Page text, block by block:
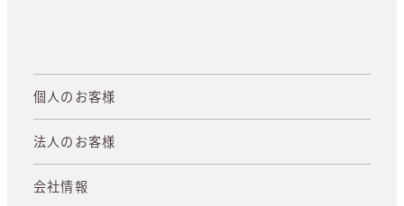
個人のお客様
法人のお客様
会社情報